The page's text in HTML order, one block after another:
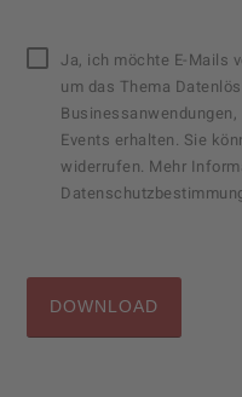
Ja, ich möchte E-Mails
um das Thema
Events erhalten. Sie
widerrufen. Mehr